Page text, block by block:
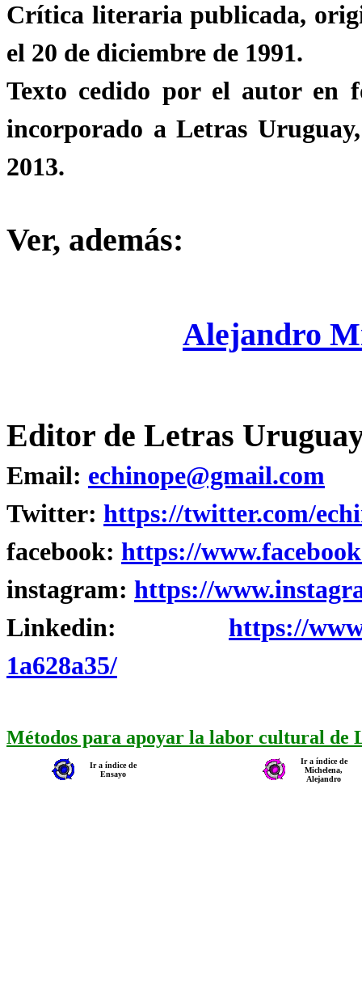
Crítica literaria publicada,
el 20 de diciembre de 1991.
Texto cedido por el autor en
incorporado a Letras
2013.
Ver, además:
Alejandro
Editor de Letras
Email: echinope@gmail.com
Twitter: https://twitter.com/
facebook: https://
instagram: https://
Linkedin: https://
1a628a35/
Métodos para apoyar la labor cultural de
Ir a índice de
Ensayo
Ir a índice de
Michelena,
Alejandro